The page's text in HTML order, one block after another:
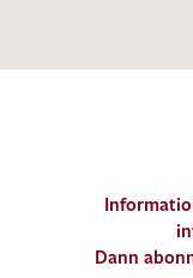
Dann